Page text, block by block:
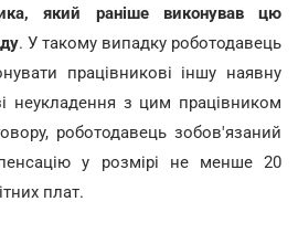
який раніше виконував цю
. У такому випадку роботодавець
працівникові іншу наявну
неукладення з цим працівником
роботодавець зобов'язаний
у розмірі не менше 20
плат.